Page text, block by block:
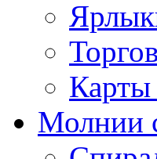
Карты
Молнии